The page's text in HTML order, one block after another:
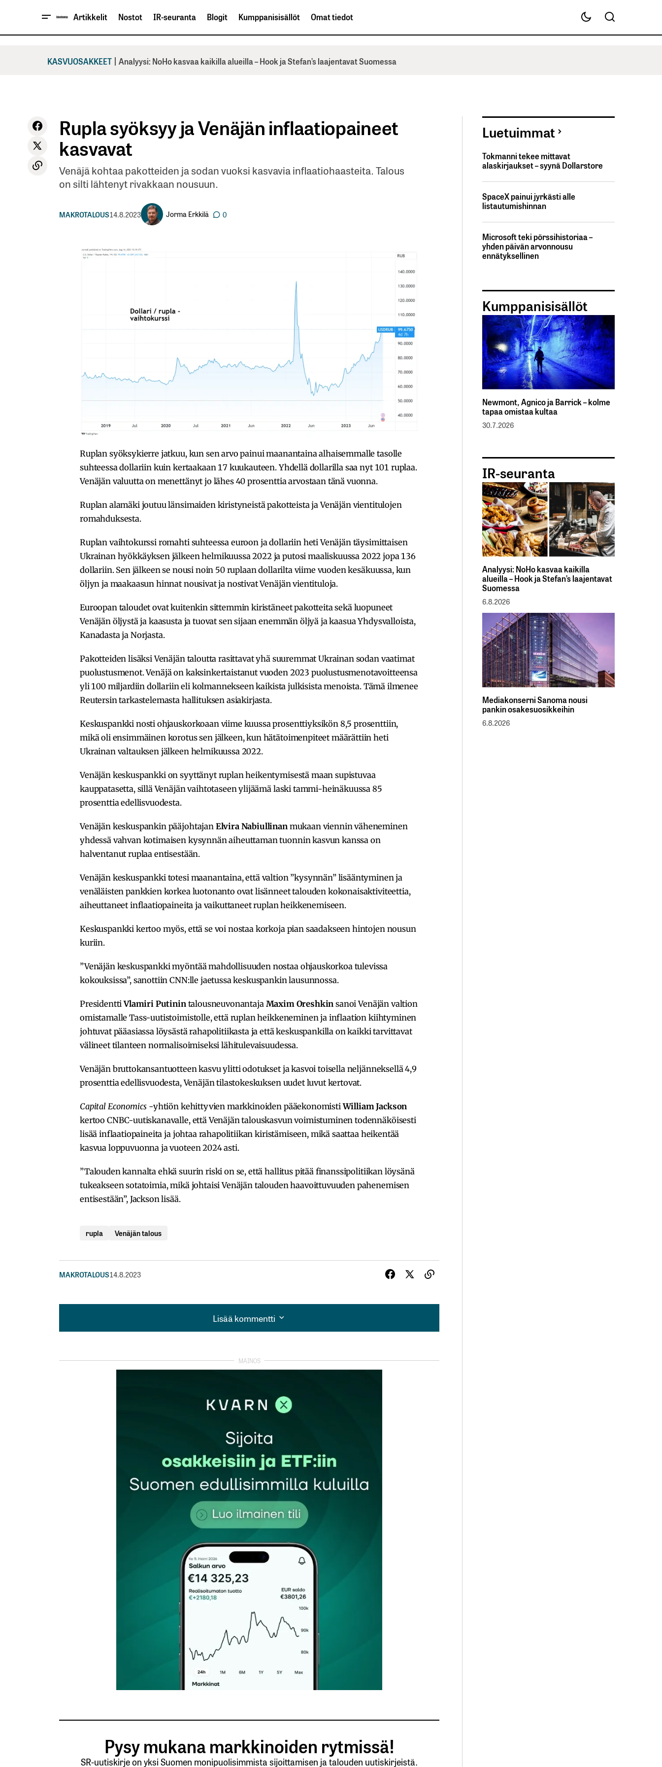
Artikkelit Nostot IR-seuranta Blogit Kumppanisisällöt Omat tiedot
KASVUOSAKKEET | Analyysi: NoHo kasvaa kaikilla alueilla – Hook ja Stefan’s laajentavat Suomessa
Rupla syöksyy ja Venäjän inflaatiopaineet
kasvavat
Venäjä kohtaa pakotteiden ja sodan vuoksi kasvavia inflaatiohaasteita. Talous
on silti lähtenyt rivakkaan nousuun.
MAKROTALOUS14.8.2023 Jorma Erkkilä 0
Ruplan syöksykierre jatkuu, kun sen arvo painui maanantaina alhaisemmalle tasolle
suhteessa dollariin kuin kertaakaan 17 kuukauteen. Yhdellä dollarilla saa nyt 101 ruplaa.
Venäjän valuutta on menettänyt jo lähes 40 prosenttia arvostaan tänä vuonna.
Ruplan alamäki joutuu länsimaiden kiristyneistä pakotteista ja Venäjän vientitulojen
romahduksesta.
Ruplan vaihtokurssi romahti suhteessa euroon ja dollariin heti Venäjän täysimittaisen
Ukrainan hyökkäyksen jälkeen helmikuussa 2022 ja putosi maaliskuussa 2022 jopa 136
dollariin. Sen jälkeen se nousi noin 50 ruplaan dollarilta viime vuoden kesäkuussa, kun
öljyn ja maakaasun hinnat nousivat ja nostivat Venäjän vientituloja.
Euroopan taloudet ovat kuitenkin sittemmin kiristäneet pakotteita sekä luopuneet
Venäjän öljystä ja kaasusta ja tuovat sen sijaan enemmän öljyä ja kaasua Yhdysvalloista,
Kanadasta ja Norjasta.
Pakotteiden lisäksi Venäjän taloutta rasittavat yhä suuremmat Ukrainan sodan vaatimat
puolustusmenot. Venäjä on kaksinkertaistanut vuoden 2023 puolustusmenotavoitteensa
yli 100 miljardiin dollariin eli kolmannekseen kaikista julkisista menoista. Tämä ilmenee
Reutersin tarkastelemasta hallituksen asiakirjasta.
Keskuspankki nosti ohjauskorkoaan viime kuussa prosenttiyksikön 8,5 prosenttiin,
mikä oli ensimmäinen korotus sen jälkeen, kun hätätoimenpiteet määrättiin heti
Ukrainan valtauksen jälkeen helmikuussa 2022.
Venäjän keskuspankki on syyttänyt ruplan heikentymisestä maan supistuvaa
kauppatasetta, sillä Venäjän vaihtotaseen ylijäämä laski tammi-heinäkuussa 85
prosenttia edellisvuodesta.
Venäjän keskuspankin pääjohtajan Elvira Nabiullinan mukaan viennin väheneminen
yhdessä vahvan kotimaisen kysynnän aiheuttaman tuonnin kasvun kanssa on
halventanut ruplaa entisestään.
Venäjän keskuspankki totesi maanantaina, että valtion ”kysynnän” lisääntyminen ja
venäläisten pankkien korkea luotonanto ovat lisänneet talouden kokonaisaktiviteettia,
aiheuttaneet inflaatiopaineita ja vaikuttaneet ruplan heikkenemiseen.
Keskuspankki kertoo myös, että se voi nostaa korkoja pian saadakseen hintojen nousun
kuriin.
”Venäjän keskuspankki myöntää mahdollisuuden nostaa ohjauskorkoa tulevissa
kokouksissa”, sanottiin CNN:lle jaetussa keskuspankin lausunnossa.
PresidenttiVlamiri Putinin talousneuvonantaja Maxim Oreshkin sanoi Venäjän valtion
omistamalle Tass-uutistoimistolle, että ruplan heikkeneminen ja inflaation kiihtyminen
johtuvat pääasiassa löysästä rahapolitiikasta ja että keskuspankilla on kaikki tarvittavat
välineet tilanteen normalisoimiseksi lähitulevaisuudessa.
Venäjän bruttokansantuotteen kasvu ylitti odotukset ja kasvoi toisella neljänneksellä 4,9
prosenttia edellisvuodesta, Venäjän tilastokeskuksen uudet luvut kertovat.
Capital Economics -yhtiön kehittyvien markkinoiden pääekonomistiWilliam Jackson
kertoo CNBC-uutiskanavalle, että Venäjän talouskasvun voimistuminen todennäköisesti
lisää inflaatiopaineita ja johtaa rahapolitiikan kiristämiseen, mikä saattaa heikentää
kasvua loppuvuonna ja vuoteen 2024 asti.
”Talouden kannalta ehkä suurin riski on se, että hallitus pitää finanssipolitiikan löysänä
tukeakseen sotatoimia, mikä johtaisi Venäjän talouden haavoittuvuuden pahenemisen
entisestään”, Jackson lisää.
rupla Venäjän talous
MAKROTALOUS14.8.2023
Lisää kommentti
Lisää kommentti
Sähköpostiosoitteesi
Tilaa SalkunRakentajan uutiskirje
Pysy mukana markkinoiden rytmissä!
SR-uutiskirje on yksi Suomen monipuolisimmista sijoittamisen ja talouden uutiskirjeistä.
Luetuimmat
Tokmanni tekee mittavat
alaskirjaukset – syynä Dollarstore
SpaceX painui jyrkästi alle
listautumishinnan
Microsoft teki pörssihistoriaa –
yhden päivän arvonnousu
ennätyksellinen
Kumppanisisällöt
Newmont, Agnico ja Barrick – kolme
tapaa omistaa kultaa
30.7.2026
IR-seuranta
Analyysi: NoHo kasvaa kaikilla
alueilla – Hook ja Stefan’s laajentavat
Suomessa
6.8.2026
Mediakonserni Sanoma nousi
pankin osakesuosikkeihin
6.8.2026